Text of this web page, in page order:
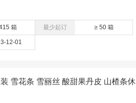
箱 最少起订 ≥ 50 箱
12-01
雪花条 雪丽丝 酸甜果丹皮 山楂条休